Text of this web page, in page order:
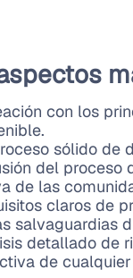
con los
sólido de
del proceso
de las
claros de
salvaguardias
detallado de
de